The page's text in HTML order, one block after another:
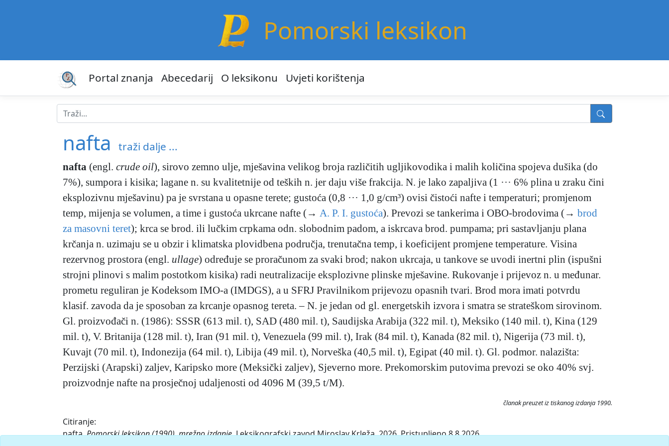
Pomorski leksikon
Portal znanja Abecedarij O leksikonu Uvjeti korištenja
nafta traži dalje ...
nafta (engl. crude oil), sirovo zemno ulje, mješavina velikog broja različitih ugljikovodika i malih količina spojeva dušika (do
7%), sumpora i kisika; lagane n. su kvalitetnije od teških n. jer daju više frakcija. N. je lako zapaljiva (1 ··· 6% plina u zraku čini
eksplozivnu mješavinu) pa je svrstana u opasne terete; gustoća (0,8 ··· 1,0 g/cm³) ovisi čistoći nafte i temperaturi; promjenom
temp, mijenja se volumen, a time i gustoća ukrcane nafte (→ A. P. I. gustoća). Prevozi se tankerima i OBO-brodovima (→ brod
za masovni teret); krca se brod. ili lučkim crpkama odn. slobodnim padom, a iskrcava brod. pumpama; pri sastavljanju plana
krčanja n. uzimaju se u obzir i klimatska plovidbena područja, trenutačna temp, i koeficijent promjene temperature. Visina
rezervnog prostora (engl. ullage) određuje se proračunom za svaki brod; nakon ukrcaja, u tankove se uvodi inertni plin (ispušni
strojni plinovi s malim postotkom kisika) radi neutralizacije eksplozivne plinske mješavine. Rukovanje i prijevoz n. u međunar.
prometu reguliran je Kodeksom IMO-a (IMDGS), a u SFRJ Pravilnikom prijevozu opasnih tvari. Brod mora imati potvrdu
klasif. zavoda da je sposoban za krcanje opasnog tereta. – N. je jedan od gl. energetskih izvora i smatra se strateškom sirovinom.
Gl. proizvođači n. (1986): SSSR (613 mil. t), SAD (480 mil. t), Saudijska Arabija (322 mil. t), Meksiko (140 mil. t), Kina (129
mil. t), V. Britanija (128 mil. t), Iran (91 mil. t), Venezuela (99 mil. t), Irak (84 mil. t), Kanada (82 mil. t), Nigerija (73 mil. t),
Kuvajt (70 mil. t), Indonezija (64 mil. t), Libija (49 mil. t), Norveška (40,5 mil. t), Egipat (40 mil. t). Gl. podmor. nalazišta:
Perzijski (Arapski) zaljev, Karipsko more (Meksički zaljev), Sjeverno more. Prekomorskim putovima prevozi se oko 40% svj.
proizvodnje nafte na prosječnoj udaljenosti od 4096 Μ (39,5 t/M).
članak preuzet iz tiskanog izdanja 1990.
Citiranje:
nafta.Pomorski leksikon (1990), mrežno izdanje.Leksikografski zavod Miroslav Krleža, 2026. Pristupljeno 8.8.2026.